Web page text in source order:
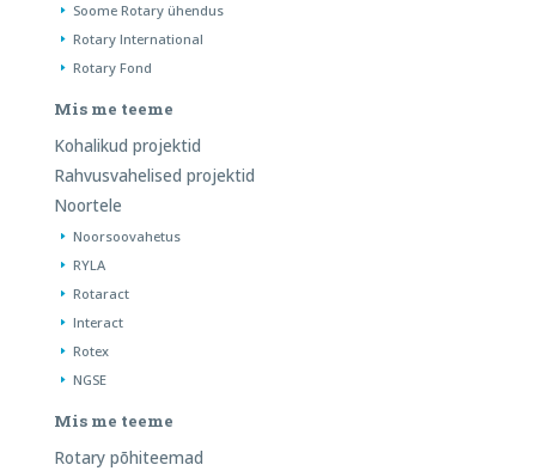
Soome Rotary ühendus
Rotary International
Rotary Fond
Mis me teeme
Kohalikud projektid
Rahvusvahelised projektid
Noortele
Noorsoovahetus
RYLA
Rotaract
Interact
Rotex
NGSE
Mis me teeme
Rotary põhiteemad